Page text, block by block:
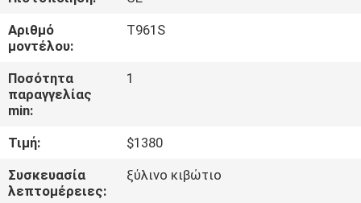
ΕΠΙΣΚΈΨΕΙΣ
ΣΤΟ
ΕΡΓΟΣΤΆΣΙΟ
ΠΟΙΌΤΗΤΑΣ
Αριθμό
μοντέλου:
T961S
Ποσότητα
παραγγελίας
min:
1
Τιμή:
$1380
Συσκευασία
λεπτομέρειες:
ξύλινο κιβώτιο